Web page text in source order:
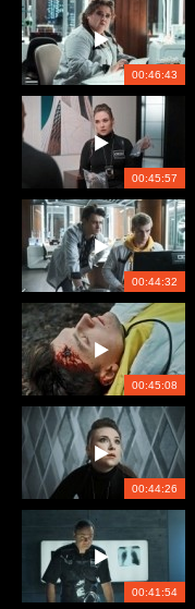
00:46:43
00:45:57
00:44:32
00:45:08
00:44:26
00:41:54